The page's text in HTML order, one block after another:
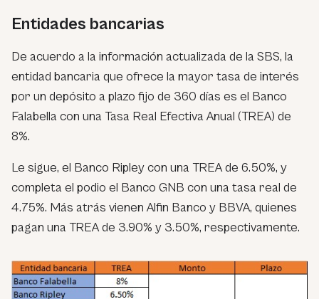
Entidades bancarias
De acuerdo a la información actualizada de la SBS, la
entidad bancaria que ofrece la mayor tasa de interés
por un depósito a plazo fijo de 360 días es el Banco
Falabella con una Tasa Real Efectiva Anual (TREA) de
8%.
Le sigue, el Banco Ripley con una TREA de 6.50%, y
completa el podio el Banco GNB con una tasa real de
4.75%. Más atrás vienen Alfin Banco y BBVA, quienes
pagan una TREA de 3.90% y 3.50%, respectivamente.